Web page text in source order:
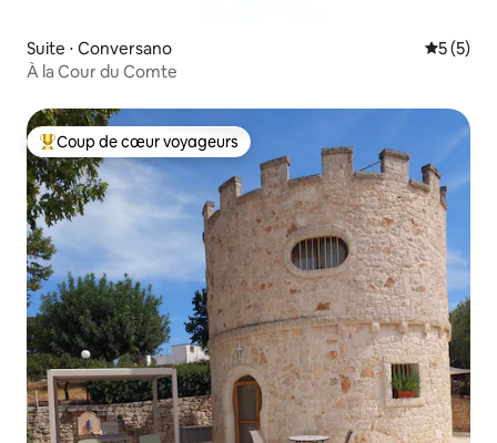
Suite ⋅ Conversano
5 (5)
À la Cour du Comte
Coups de cœur voyageurs les plus appréciés
Coup de cœur voyageurs